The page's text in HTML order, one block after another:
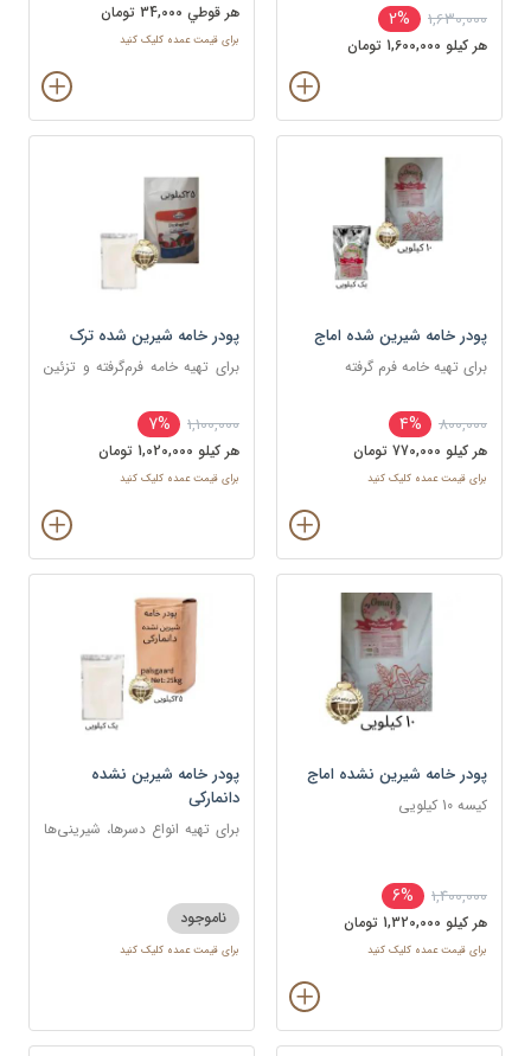
1,630,000
2%
هر کيلو 1,600,000 تومان
هر قوطي 34,000 تومان
برای قیمت عمده کلیک کنید
پودر خامه شیرین شده اماج
برای تهیه خامه فرم گرفته
800,000
4%
هر کيلو 770,000 تومان
برای قیمت عمده کلیک کنید
پودر خامه شیرین شده ترک
برای تهیه خامه فرم‌گرفته و تزئین
1,100,000
7%
هر کيلو 1,020,000 تومان
برای قیمت عمده کلیک کنید
پودر خامه شیرین نشده اماج
کیسه 10 کیلویی
1,400,000
6%
هر کيلو 1,320,000 تومان
برای قیمت عمده کلیک کنید
پودر خامه شیرین نشده
دانمارکی
برای تهیه انواع دسرها، شیرینی‌ها
ناموجود
برای قیمت عمده کلیک کنید